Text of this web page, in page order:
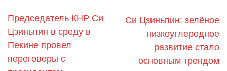
Председатель КНР Си
Цзиньпин в среду в
Пекине провел
переговоры с
Си Цзиньпин: зелёное
низкоуглеродное
развитие стало
основным трендом